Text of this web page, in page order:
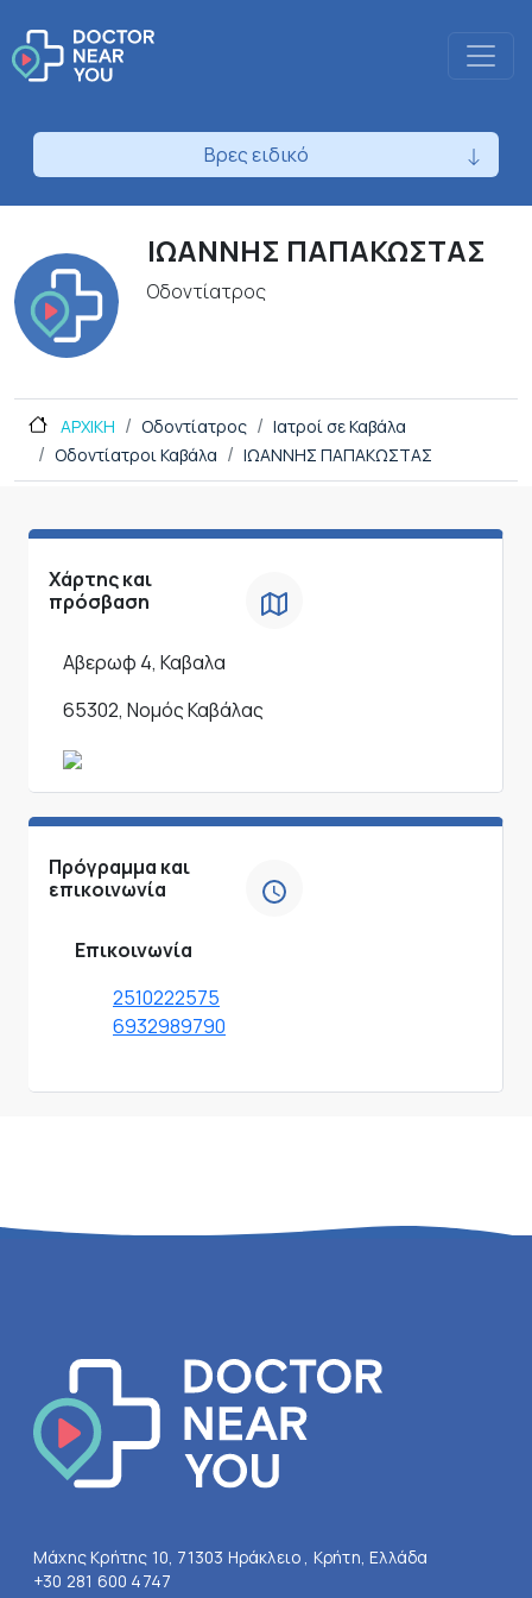
Βρες ειδικό
ΙΩΑΝΝΗΣ ΠΑΠΑΚΩΣΤΑΣ
Οδοντίατρος
ΑΡΧΙΚΗ Οδοντίατρος
Ιατροί σε Καβάλα
Οδοντίατροι Καβάλα
ΙΩΑΝΝΗΣ ΠΑΠΑΚΩΣΤΑΣ
Χάρτης και
πρόσβαση
Αβερωφ 4, Καβαλα
65302, Νομός Καβάλας
Πρόγραμμα και
επικοινωνία
Επικοινωνία
2510222575
6932989790
Μάχης Κρήτης 10, 71303 Ηράκλειο , Κρήτη, Ελλάδα
+30 281 600 4747